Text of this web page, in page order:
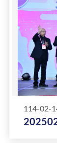
114-02-